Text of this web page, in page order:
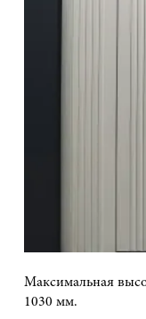
Максимальная
1030 мм.